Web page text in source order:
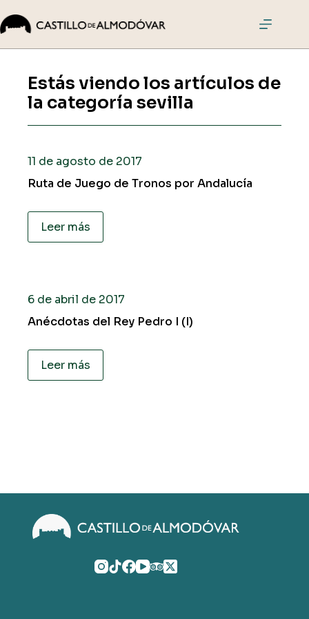
al
contenido
El
Visitas
Actividades
Eventos
llegar
Comprar
Estás viendo los artículos de
la categoríasevilla
11 de agosto de 2017
Ruta de Juego de Tronos por Andalucía
Leer más
6 de abril de 2017
Anécdotas del Rey Pedro I (I)
Leer más